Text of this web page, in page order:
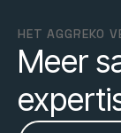
HET AGGREKO
Meer